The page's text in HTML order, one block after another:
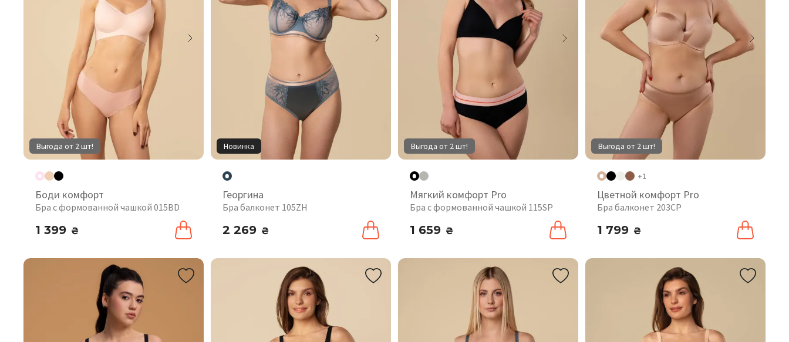
Выгода от 2 шт!
Боди комфорт
Бра с формованной чашкой 015BD
1 399 ₴
Новинка
Георгина
Бра балконет 105ZH
2 269 ₴
Выгода от 2 шт!
Мягкий комфорт Pro
Бра с формованной чашкой 115SP
1 659 ₴
Выгода от 2 шт!
+1
Цветной комфорт Pro
Бра балконет 203CP
1 799 ₴